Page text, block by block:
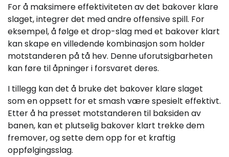
For å maksimere effektiviteten av det bakover klare
slaget, integrer det med andre offensive spill. For
eksempel, å følge et drop-slag med et bakover klart
kan skape en villedende kombinasjon som holder
motstanderen på tå hev. Denne uforutsigbarheten
kan føre til åpninger i forsvaret deres.
I tillegg kan det å bruke det bakover klare slaget
som en oppsett for et smash være spesielt effektivt.
Etter å ha presset motstanderen til baksiden av
banen, kan et plutselig bakover klart trekke dem
fremover, og sette dem opp for et kraftig
oppfølgingsslag.